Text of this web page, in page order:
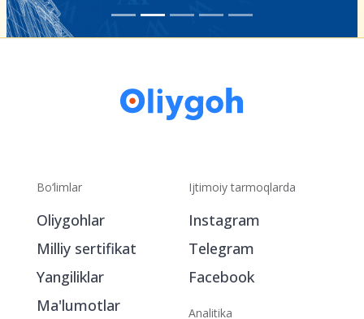
Bo‘limlar
Oliygohlar
Milliy sertifikat
Yangiliklar
Ma'lumotlar
Ijtimoiy tarmoqlarda
Instagram
Telegram
Facebook
Analitika